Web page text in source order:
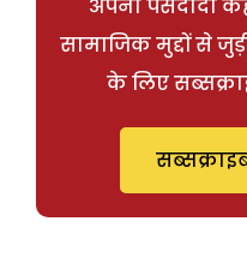
अपनी पसंदीदा
सामाजिक मुद्दों से
के लिए